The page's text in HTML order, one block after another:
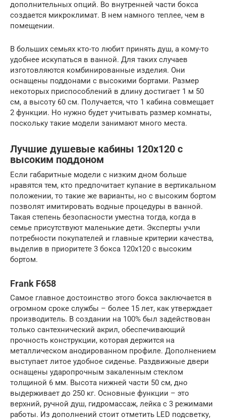
дополнительных опций. Во внутренней части бокса
создается микроклимат. В нем намного теплее, чем в
помещении.
В больших семьях кто-то любит принять душ, а кому-то
удобнее искупаться в ванной. Для таких случаев
изготовляются комбинированные изделия. Они
оснащены поддонами с высокими бортами. Размер
некоторых приспособлений в длину достигает 1 м 50
см, а высоту 60 см. Получается, что 1 кабина совмещает
2 функции. Но нужно будет учитывать размер комнаты,
поскольку такие модели занимают много места.
Лучшие душевые кабины 120х120 с
высоким поддоном
Если габаритные модели с низким дном больше
нравятся тем, кто предпочитает купание в вертикальном
положении, то такие же варианты, но с высоким бортом
позволят имитировать водные процедуры в ванной.
Такая степень безопасности уместна тогда, когда в
семье присутствуют маленькие дети. Эксперты учли
потребности покупателей и главные критерии качества,
выделив в приоритете 3 бокса 120х120 с высоким
бортом.
Frank F658
Самое главное достоинство этого бокса заключается в
огромном сроке службы – более 15 лет, как утверждает
производитель. В создании на 100% был задействован
только сантехнический акрил, обеспечивающий
прочность конструкции, которая держится на
металлическом анодированном профиле. Дополнением
выступает литое удобное сиденье. Раздвижные двери
оснащены ударопрочным закаленным стеклом
толщиной 6 мм. Высота нижней части 50 см, дно
выдерживает до 250 кг. Основные функции – это
верхний, ручной душ, гидромассаж, лейка с 3 режимами
работы. Из дополнений стоит отметить LED подсветку,